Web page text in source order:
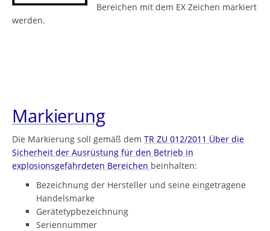
Bereichen mit dem EX Zeichen markiert
werden.
Markierung
Die Markierung soll gemäß dem TR ZU 012/2011 Über die
Sicherheit der Ausrüstung für den Betrieb in
explosionsgefährdeten Bereichen beinhalten:
Bezeichnung der Hersteller und seine eingetragene
Handelsmarke
Gerätetypbezeichnung
Seriennummer